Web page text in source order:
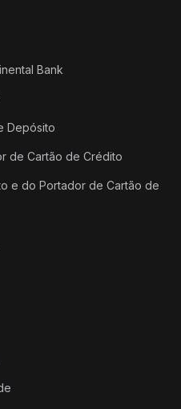
Bank
Depósito
de Cartão de Crédito
e do Portador de Cartão de